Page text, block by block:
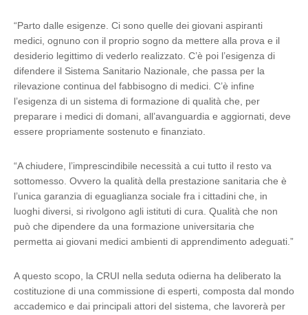
“Parto dalle esigenze. Ci sono quelle dei giovani aspiranti
medici, ognuno con il proprio sogno da mettere alla prova e il
desiderio legittimo di vederlo realizzato. C’è poi l’esigenza di
difendere il Sistema Sanitario Nazionale, che passa per la
rilevazione continua del fabbisogno di medici. C’è infine
l’esigenza di un sistema di formazione di qualità che, per
preparare i medici di domani, all’avanguardia e aggiornati, deve
essere propriamente sostenuto e finanziato.
“A chiudere, l’imprescindibile necessità a cui tutto il resto va
sottomesso. Ovvero la qualità della prestazione sanitaria che è
l’unica garanzia di eguaglianza sociale fra i cittadini che, in
luoghi diversi, si rivolgono agli istituti di cura. Qualità che non
può che dipendere da una formazione universitaria che
permetta ai giovani medici ambienti di apprendimento adeguati.”
A questo scopo, la CRUI nella seduta odierna ha deliberato la
costituzione di una commissione di esperti, composta dal mondo
accademico e dai principali attori del sistema, che lavorerà per